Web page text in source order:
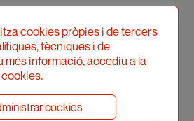
d'Il·lustradors de
2a
cookies pròpies i de tercers
tècniques i de
més informació, accediu a la
cookies